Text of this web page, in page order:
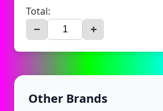
Total:
− +
Other Brands